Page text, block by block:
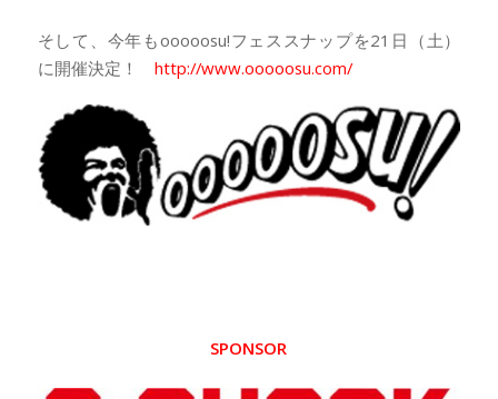
そして、今年もooooosu!フェススナップを21日（土）
に開催決定！ http://www.ooooosu.com/
SPONSOR